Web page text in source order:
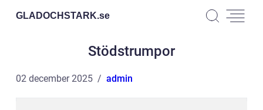
GLADOCHSTARK.se
Stödstrumpor
02 december 2025 admin